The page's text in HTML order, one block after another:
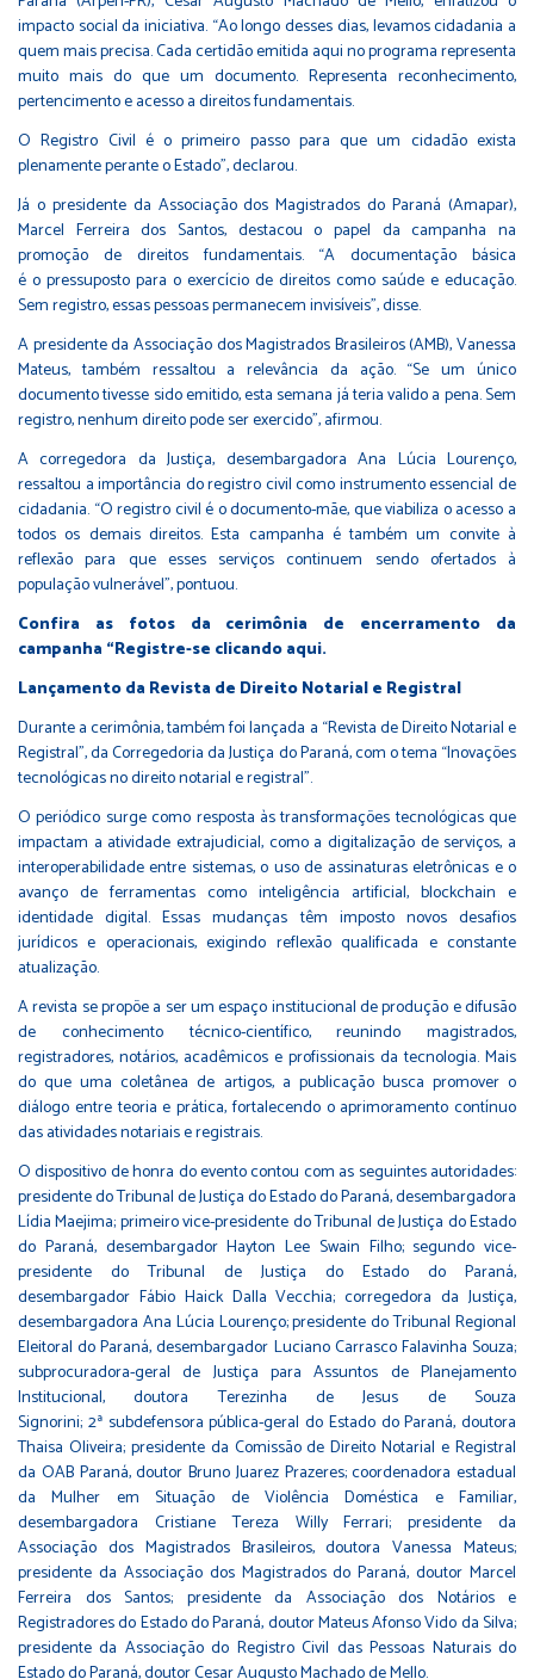
impacto social da iniciativa. “Ao longo desses dias, levamos cidadania a
quem mais precisa. Cada certidão emitida aqui no programa representa
muito mais do que um documento. Representa reconhecimento,
pertencimento e acesso a direitos fundamentais.
O Registro Civil é o primeiro passo para que um cidadão exista
plenamente perante o Estado”, declarou.
Já o presidente da Associação dos Magistrados do Paraná (Amapar),
Marcel Ferreira dos Santos, destacou o papel da campanha na
promoção de direitos fundamentais. “A documentação básica
é o pressuposto para o exercício de direitos como saúde e educação.
Sem registro, essas pessoas permanecem invisíveis”, disse.
A presidente da Associação dos Magistrados Brasileiros (AMB), Vanessa
Mateus, também ressaltou a relevância da ação. “Se um único
documento tivesse sido emitido, esta semana já teria valido a pena. Sem
registro, nenhum direito pode ser exercido”, afirmou.
A corregedora da Justiça, desembargadora Ana Lúcia Lourenço,
ressaltou a importância do registro civil como instrumento essencial de
cidadania. “O registro civil é o documento-mãe, que viabiliza o acesso a
todos os demais direitos. Esta campanha é também um convite à
reflexão para que esses serviços continuem sendo ofertados à
população vulnerável”, pontuou.
Confira as fotos da cerimônia de encerramento da
campanha “Registre-se clicando aqui.
Lançamento da Revista de Direito Notarial e Registral
Durante a cerimônia, também foi lançada a “Revista de Direito Notarial e
Registral”, da Corregedoria da Justiça do Paraná, com o tema “Inovações
tecnológicas no direito notarial e registral”.
O periódico surge como resposta às transformações tecnológicas que
impactam a atividade extrajudicial, como a digitalização de serviços, a
interoperabilidade entre sistemas, o uso de assinaturas eletrônicas e o
avanço de ferramentas como inteligência artificial, blockchain e
identidade digital. Essas mudanças têm imposto novos desafios
jurídicos e operacionais, exigindo reflexão qualificada e constante
atualização.
A revista se propõe a ser um espaço institucional de produção e difusão
de conhecimento técnico-científico, reunindo magistrados,
registradores, notários, acadêmicos e profissionais da tecnologia. Mais
do que uma coletânea de artigos, a publicação busca promover o
diálogo entre teoria e prática, fortalecendo o aprimoramento contínuo
das atividades notariais e registrais.
O dispositivo de honra do evento contou com as seguintes autoridades:
presidente do Tribunal de Justiça do Estado do Paraná, desembargadora
Lídia Maejima; primeiro vice-presidente do Tribunal de Justiça do Estado
do Paraná, desembargador Hayton Lee Swain Filho; segundo vice-
presidente do Tribunal de Justiça do Estado do Paraná,
desembargador Fábio Haick Dalla Vecchia; corregedora da Justiça,
desembargadora Ana Lúcia Lourenço; presidente do Tribunal Regional
Eleitoral do Paraná, desembargador Luciano Carrasco Falavinha Souza;
subprocuradora-geral de Justiça para Assuntos de Planejamento
Institucional, doutora Terezinha de Jesus de Souza
Signorini; 2ª subdefensora pública-geral do Estado do Paraná, doutora
Thaisa Oliveira; presidente da Comissão de Direito Notarial e Registral
da OAB Paraná, doutor Bruno Juarez Prazeres; coordenadora estadual
da Mulher em Situação de Violência Doméstica e Familiar,
desembargadora Cristiane Tereza Willy Ferrari; presidente da
Associação dos Magistrados Brasileiros, doutora Vanessa Mateus;
presidente da Associação dos Magistrados do Paraná, doutor Marcel
Ferreira dos Santos; presidente da Associação dos Notários e
Registradores do Estado do Paraná, doutor Mateus Afonso Vido da Silva;
presidente da Associação do Registro Civil das Pessoas Naturais do